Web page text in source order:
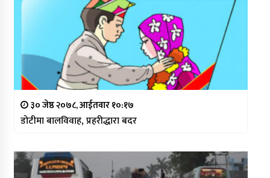
३० जेष्ठ २०७८, आईतवार १०:१७
डोटीमा बालविवाह, प्रहरीद्धारा बदर